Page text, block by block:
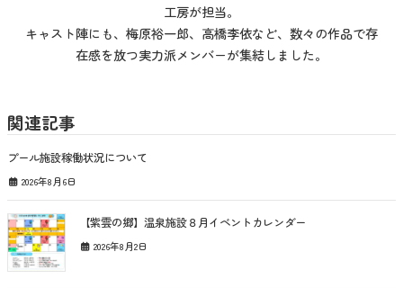
工房が担当。
キャスト陣にも、梅原裕一郎、高橋李依など、数々の作品で存
在感を放つ実力派メンバーが集結しました。
関連記事
プール施設稼働状況について
2026年8月6日
【紫雲の郷】温泉施設８月イベントカレンダー
2026年8月2日